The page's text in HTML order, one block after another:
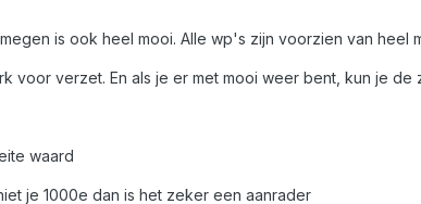
is ook heel mooi. Alle wp's zijn voorzien van
voor verzet. En als je er met mooi weer bent, kun je
waard
je 1000e dan is het zeker een aanrader